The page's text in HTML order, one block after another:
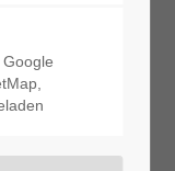
auf diesen Link: